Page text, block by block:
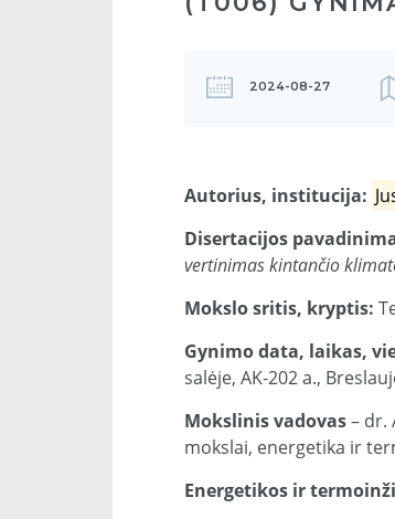
2024-08-27
Autorius, institucija:
Disertacijos
vertinimas kintančio
Mokslo sritis, kryptis:
Gynimo data, laikas,
salėje, AK-202 a.,
Mokslinis vadovas– dr.
mokslai, energetika ir
Energetikos ir